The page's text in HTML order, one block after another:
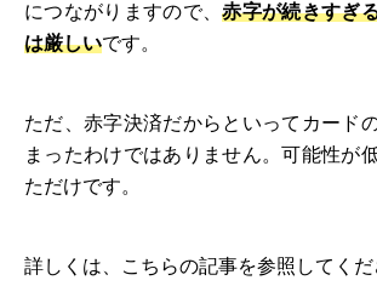
につながりますので、赤字が続きすぎ
は厳しいです。
ただ、赤字決済だからといってカード
まったわけではありません。可能性が
ただけです。
詳しくは、こちらの記事を参照してくだ